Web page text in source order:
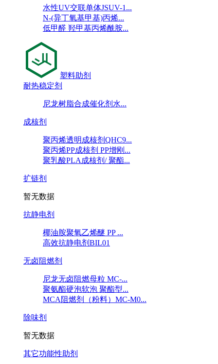
水性UV交联单体JSUV-1...
N-(异丁氧基甲基)丙烯...
低甲醛 羟甲基丙烯酰胺...
塑料助剂
耐热稳定剂
尼龙树脂合成催化剂水...
成核剂
聚丙烯透明成核剂QHC9...
聚丙烯PP成核剂 PP增刚...
聚乳酸PLA成核剂/ 聚酯...
扩链剂
暂无数据
抗静电剂
椰油胺聚氧乙烯醚 PP ...
高效抗静电剂BIL01
无卤阻燃剂
尼龙无卤阻燃母粒 MC-...
聚氨酯硬泡软泡 聚酯型...
MCA阻燃剂（粉料）MC-M0...
除味剂
暂无数据
其它功能性助剂